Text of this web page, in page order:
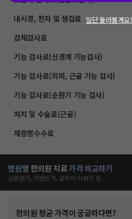
내시경, 천자 및 생검료
검체검사료
기능 검사료(신경계 기능검사)
기능 검사료(외피, 근골 기능 검사)
기능 검사료(순환기 기능 검사)
처치 및 수술료(근골)
제증명수수료
병원별 한의원 치료가격 비교하기
심평원가, 이벤트가, 모두닥 리뷰가 등
한의원평균 가격이 궁금하다면?
일단 둘러볼게요!